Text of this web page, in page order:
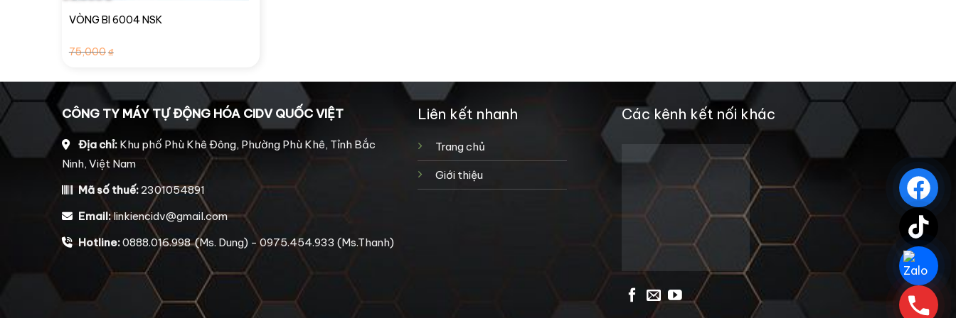
VÒNG BI 6004 NSK
75,000₫
75,000₫.
là:
68,000₫.
CÔNG TY MÁY TỰ ĐỘNG HÓA CIDV QUỐC VIỆT
Địa chỉ: Khu phố Phù Khê Đông, Phường Phù Khê, Tỉnh Bắc
Ninh, Việt Nam
Mã số thuế: 2301054891
Email:linkiencidv@gmail.com
Hotline:0888.016.998 (Ms. Dung) - 0975.454.933 (Ms.Thanh)
Liên kết nhanh
Trang chủ
Giới thiệu
Các kênh kết nối khác